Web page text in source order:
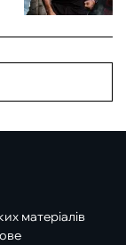
матеріалів